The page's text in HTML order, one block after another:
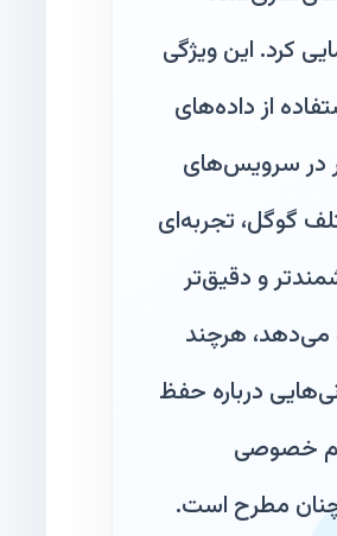
کرد. این ویژگی
از داده‌های
در سرویس‌های
گوگل، تجربه‌ای
و دقیق‌تر
می‌دهد، هرچند
درباره حفظ
خصوصی
مطرح است.